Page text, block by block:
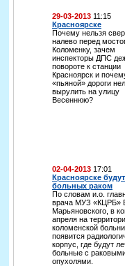
29-03-2013 11:15
Красноярске
Почему нельзя
налево перед
Коломенку, зачем
инспекторы ДПС
повороте к станции
Красноярск и
«пьяной» дороги
вырулить на улицу
Весеннюю?
02-04-2013 17:01
Красноярске
больных раком
По словам и.о.
врача МУЗ «КЦРБ»
Марьяновского, в
апреля на
коломенской
появится
корпус, где будут
больные с
опухолями.